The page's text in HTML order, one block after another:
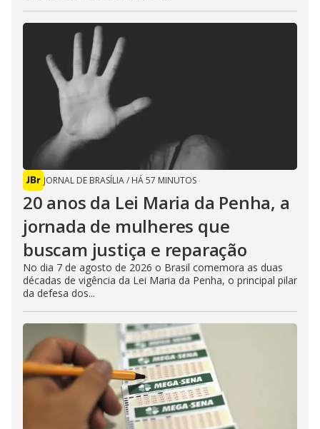
JORNAL DE BRASÍLIA/ HÁ 57 MINUTOS
20 anos da Lei Maria da Penha, a
jornada de mulheres que
buscam justiça e reparação
No dia 7 de agosto de 2026 o Brasil comemora as duas
décadas de vigência da Lei Maria da Penha, o principal pilar
da defesa dos...